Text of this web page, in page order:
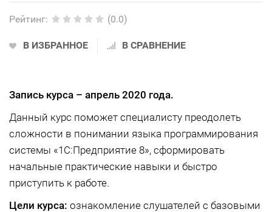
Рейтинг: (0.0)
В ИЗБРАННОЕ В СРАВНЕНИЕ
Запись курса – апрель 2020 года.
Данный курс поможет специалисту преодолеть
сложности в понимании языка программирования
системы «1С:Предприятие 8», сформировать
начальные практические навыки и быстро
приступить к работе.
Цели курса: ознакомление слушателей с базовыми